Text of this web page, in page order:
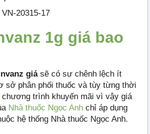
20315-17
1g giá bao
giá sẽ có sự chênh lệch ít
sở phân phối thuốc và tùy từng thời
trình khuyến mãi vì vậy giá
Nhà thuốc Ngọc Anh chỉ áp dụng
hệ thống Nhà thuốc Ngọc Anh.